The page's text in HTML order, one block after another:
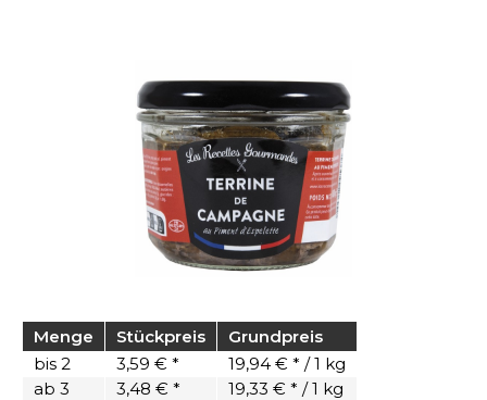
Menge Stückpreis
Grundpreis
bis 2 3,59 € *
19,94 € * / 1 kg
ab 3 3,48 € *
19,33 € * / 1 kg